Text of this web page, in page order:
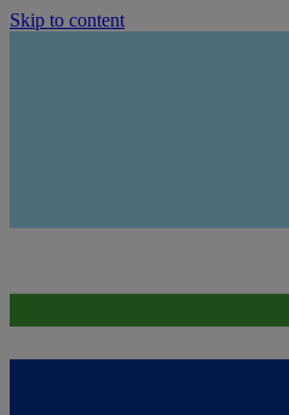
Skip to content